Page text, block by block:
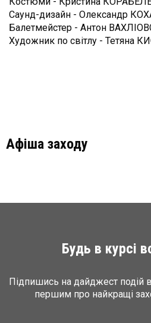
Саунд-дизайн - Олександр
Балетмейстер - Антон
Художник по світлу - Тетяна
Афіша заходу
Будь в курсі
Підпишись на дайджест подій
першим про найкращі